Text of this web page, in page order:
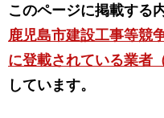
このページに掲載する
鹿児島市建設工事等競
に登載されている業者
しています。